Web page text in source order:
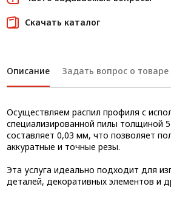
Скачать каталог
Описание Задать вопрос о товаре
Осуществляем распил профиля с
специализированной пилы толщиной
составляет 0,03 мм, что позволяет
аккуратные и точные резы.
Эта услуга идеально подходит для
деталей, декоративных элементов и